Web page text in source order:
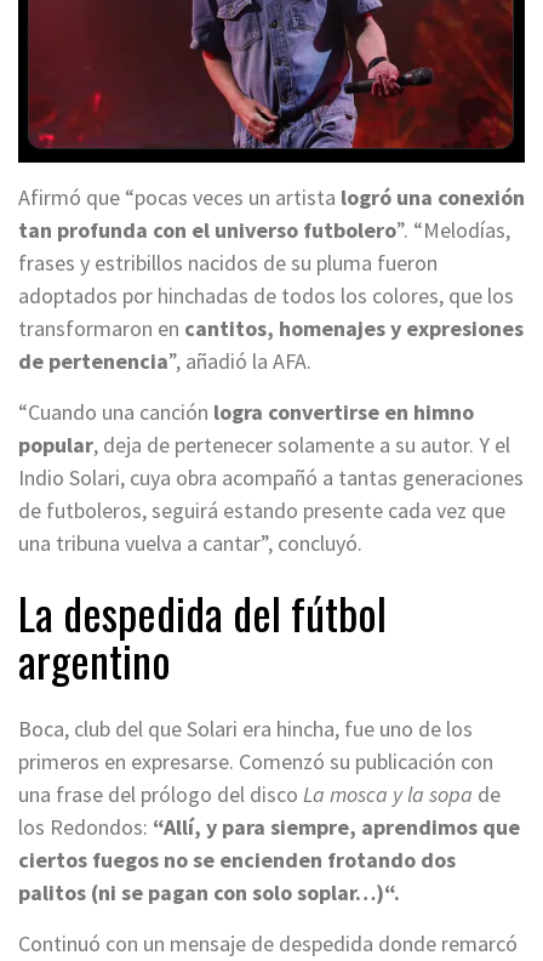
Afirmó que “pocas veces un artista logró una conexión
tan profunda con el universo futbolero”. “Melodías,
frases y estribillos nacidos de su pluma fueron
adoptados por hinchadas de todos los colores, que los
transformaron en cantitos, homenajes y expresiones
de pertenencia”, añadió la AFA.
“Cuando una canción logra convertirse en himno
popular, deja de pertenecer solamente a su autor. Y el
Indio Solari, cuya obra acompañó a tantas generaciones
de futboleros, seguirá estando presente cada vez que
una tribuna vuelva a cantar”, concluyó.
La despedida del fútbol
argentino
Boca, club del que Solari era hincha, fue uno de los
primeros en expresarse. Comenzó su publicación con
una frase del prólogo del disco La mosca y la sopa de
los Redondos: “Allí, y para siempre, aprendimos que
ciertos fuegos no se encienden frotando dos
palitos (ni se pagan con solo soplar…)“.
Continuó con un mensaje de despedida donde remarcó